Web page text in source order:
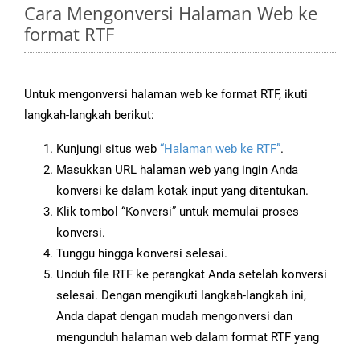
Cara Mengonversi Halaman Web ke
format RTF
Untuk mengonversi halaman web ke format RTF, ikuti
langkah-langkah berikut:
Kunjungi situs web “Halaman web ke RTF”.
Masukkan URL halaman web yang ingin Anda
konversi ke dalam kotak input yang ditentukan.
Klik tombol “Konversi” untuk memulai proses
konversi.
Tunggu hingga konversi selesai.
Unduh file RTF ke perangkat Anda setelah konversi
selesai. Dengan mengikuti langkah-langkah ini,
Anda dapat dengan mudah mengonversi dan
mengunduh halaman web dalam format RTF yang